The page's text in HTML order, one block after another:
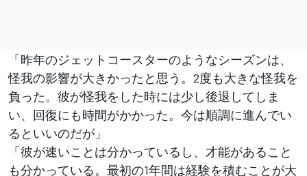
「昨年のジェットコースターのようなシーズンは、
怪我の影響が大きかったと思う。2度も大きな怪我を
負った。彼が怪我をした時には少し後退してしま
い、回復にも時間がかかった。今は順調に進んでい
るといいのだが」
「彼が速いことは分かっているし、才能があること
も分かっている。最初の1年間は経験を積むことが大